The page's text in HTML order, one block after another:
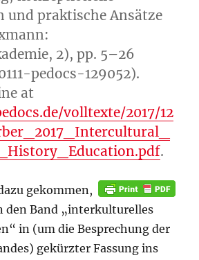
und praktische Ansätze
2), pp. 5–26
pedocs-129052).
at
volltexte/2017/12
.
gekommen,
den Band „interkulturelles
in (um die Besprechung der
gekürzter Fassung ins